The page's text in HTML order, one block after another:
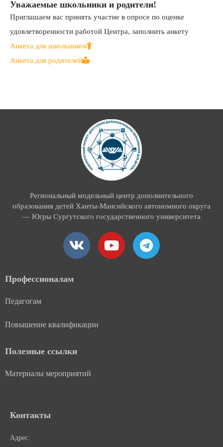
Уважаемые школьники и родители!
Приглашаем вас принять участие в опросе по оценке
удовлетворенности работой Центра, заполнить анкету
Анкета для школьников
Анкета для родителей
Региональный модельный центр дополнительного
образования детей Ханты-Мансийского автономного округа
— Югры Сургутского государственного университета
V
k
Y
o
T
e
Профессионалам
Педагогам
Повышение квалификации
Полезные ссылки
Материалы мероприятий
Контакты
Адрес: